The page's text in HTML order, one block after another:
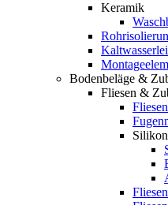
Keramik
Bodenbeläge &
Fliesen &
Fliesen